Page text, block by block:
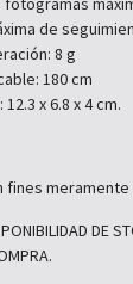
de
8 g
180 cm
x 6.8 x 4 cm.
fines
DE